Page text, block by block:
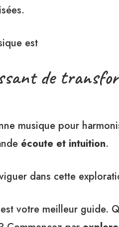
est
de
musique pour
écoute et intuition.
dans cette
votre meilleur guide.